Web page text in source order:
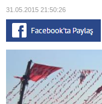
31.05.2015 21:50:26